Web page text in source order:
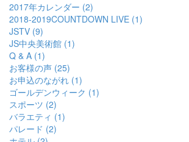
2017年カレンダー (2)
2018-2019COUNTDOWN LIVE (1)
JSTV (9)
JS中央美術館 (1)
Q & A (1)
お客様の声 (25)
お申込のながれ (1)
ゴールデンウィーク (1)
スポーツ (2)
バラエティ (1)
パレード (2)